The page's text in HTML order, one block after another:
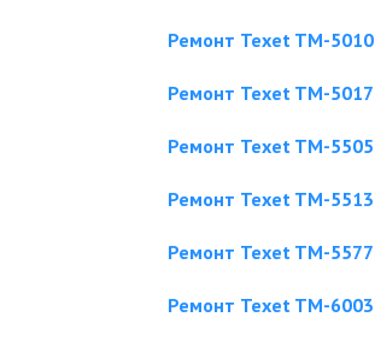
Ремонт Texet TM-5010
Ремонт Texet TM-5017
Ремонт Texet TM-5505
Ремонт Texet TM-5513
Ремонт Texet TM-5577
Ремонт Texet TM-6003